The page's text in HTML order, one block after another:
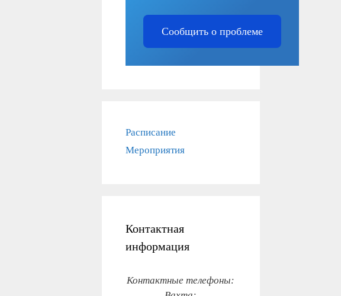
Сообщить о проблеме
Расписание
Мероприятия
Контактная
информация
Контактные телефоны: